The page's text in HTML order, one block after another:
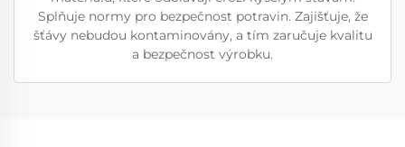
Splňuje normy pro bezpečnost potravin. Zajišťuje, že
šťávy nebudou kontaminovány, a tím zaručuje kvalitu
a bezpečnost výrobku.